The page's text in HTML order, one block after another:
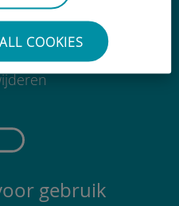
COOKIES
simkaart niet
gebruik